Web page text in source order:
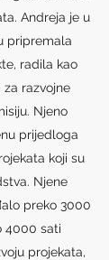
Andreja je u
pripremala
radila kao
razvojne
Njeno
prijedloga
koji su
Njene
preko 3000
4000 sati
projekata,